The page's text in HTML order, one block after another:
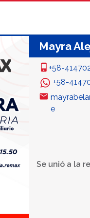
Mayra
+58-
+58-
e
Se unió a la